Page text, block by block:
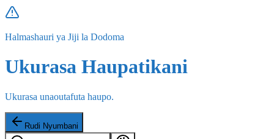
Halmashauri ya Jiji la Dodoma
Ukurasa Haupatikani
Ukurasa unaoutafuta haupo.
Rudi Nyumbani